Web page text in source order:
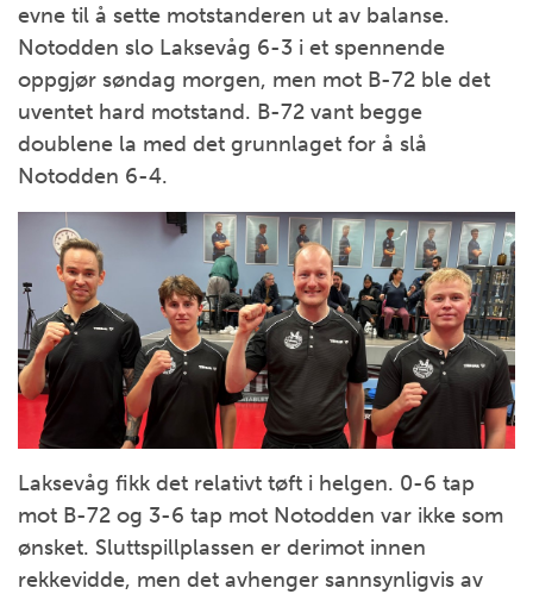
evne til å sette motstanderen ut av balanse.
Notodden slo Laksevåg 6-3 i et spennende
oppgjør søndag morgen, men mot B-72 ble det
uventet hard motstand. B-72 vant begge
doublene la med det grunnlaget for å slå
Notodden 6-4.
Laksevåg fikk det relativt tøft i helgen. 0-6 tap
mot B-72 og 3-6 tap mot Notodden var ikke som
ønsket. Sluttspillplassen er derimot innen
rekkevidde, men det avhenger sannsynligvis av